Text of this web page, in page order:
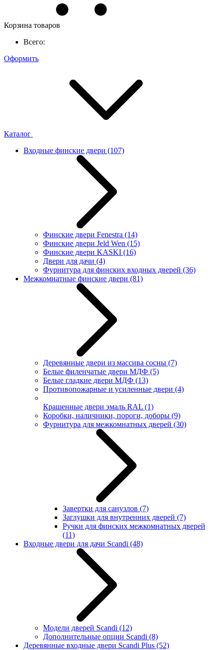
Корзина товаров
Всего:
Оформить
Каталог
Входные финские двери (107)
Финские двери Fenestra (14)
Финские двери Jeld Wen (15)
Финские двери KASKI (16)
Двери для дачи (4)
Фурнитура для финских входных дверей (36)
Межкомнатные финские двери (81)
Деревянные двери из массива сосны (7)
Белые филенчатые двери МДФ (5)
Белые гладкие двери МДФ (13)
Противопожарные и усиленные двери (4)
Крашенные двери эмаль RAL (1)
Коробки, наличники, пороги, доборы (9)
Фурнитура для межкомнатных дверей (30)
Завертки для санузлов (7)
Заглушки для внутренних дверей (7)
Ручки для финских межкомнатных дверей
(11)
Входные двери для дачи Scandi (48)
Модели дверей Scandi (12)
Дополнительные опции Scandi (8)
Деревянные входные двери Scandi Plus (52)